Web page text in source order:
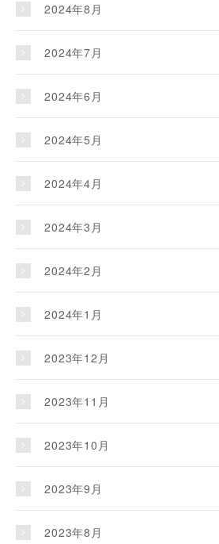
2024年8月
2024年7月
2024年6月
2024年5月
2024年4月
2024年3月
2024年2月
2024年1月
2023年12月
2023年11月
2023年10月
2023年9月
2023年8月